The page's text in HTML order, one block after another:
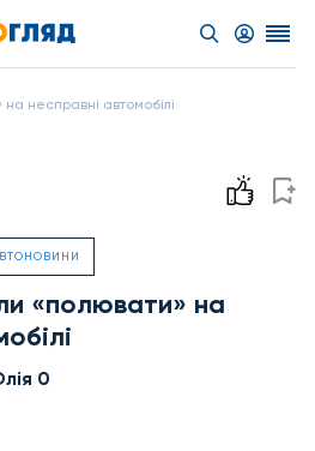
несправні автомобілі
«полювати» на
0